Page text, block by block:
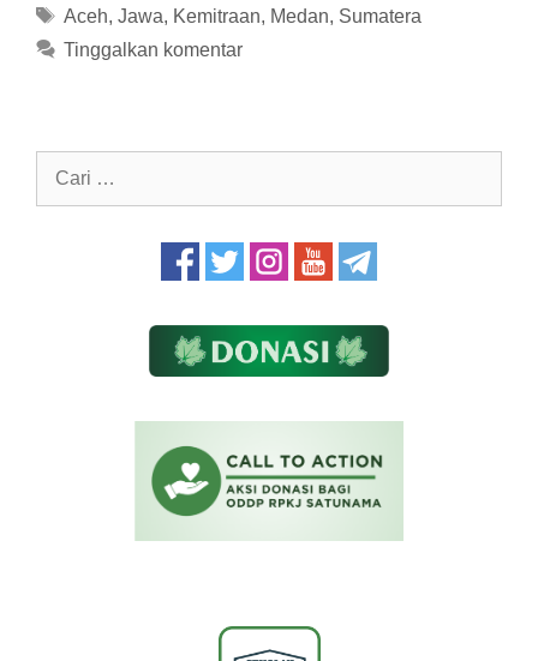
Tag
Aceh, Jawa, Kemitraan, Medan, Sumatera
Tinggalkan komentar
Cari